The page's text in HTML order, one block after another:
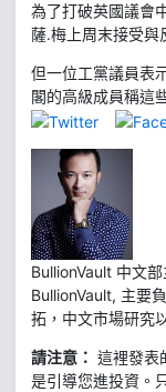
為了打破英國議會
薩.梅上周末接受與
但一位工黨議員表
閣的高級成員稱這
BullionVault 中文
BullionVault, 主要
拓，中文市場研究
請注意： 這裡發表
是引導您進投資。